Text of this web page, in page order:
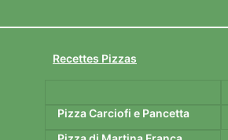
Recettes Pizzas
Pizza Carciofi e Pancetta